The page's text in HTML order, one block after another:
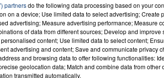
Perfect
BLUE
RADIO CONTACT
partnersdo the following data processing based on your
on a device; Use limited data to select advertising;
advertising; Measure advertising performance; Measure
of data from different sources; Develop and
content; Use limited data to select content;
advertising and content; Save and communicate privacy
and browsing data to offer following functionalities:
geolocation data; Match and combine data from
transmitted automatically.